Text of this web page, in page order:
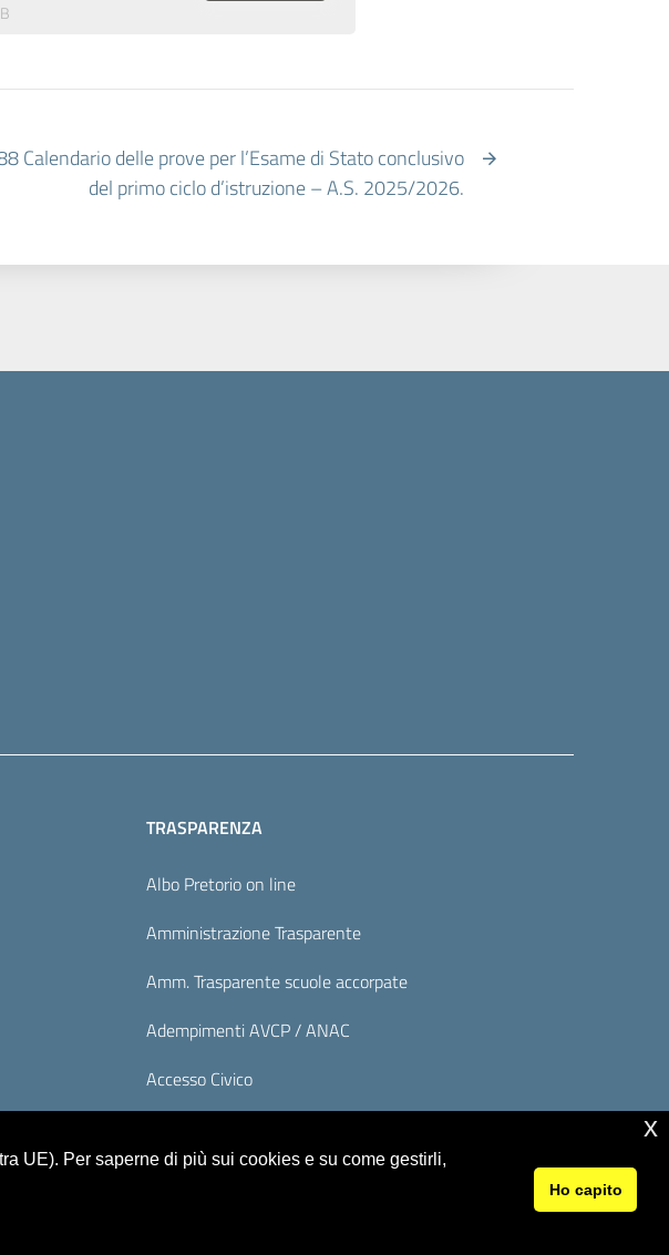
Calendario delle prove per l’Esame di Stato conclusivo
del primo ciclo d’istruzione – A.S. 2025/2026.
TRASPARENZA
Albo Pretorio on line
Amministrazione Trasparente
Amm. Trasparente scuole accorpate
Adempimenti AVCP / ANAC
Accesso Civico
UE). Per saperne di più sui cookies e su come gestirli,
Ho capito
x